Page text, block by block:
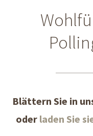
Blättern Sie in
oder laden Sie